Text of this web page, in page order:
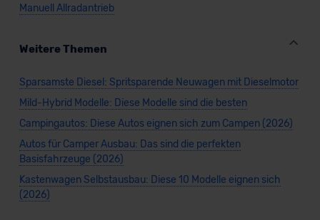
Manuell Allradantrieb
Weitere Themen
Sparsamste Diesel: Spritsparende Neuwagen mit Dieselmotor
Mild-Hybrid Modelle: Diese Modelle sind die besten
Campingautos: Diese Autos eignen sich zum Campen (2026)
Autos für Camper Ausbau: Das sind die perfekten
Basisfahrzeuge (2026)
Kastenwagen Selbstausbau: Diese 10 Modelle eignen sich
(2026)